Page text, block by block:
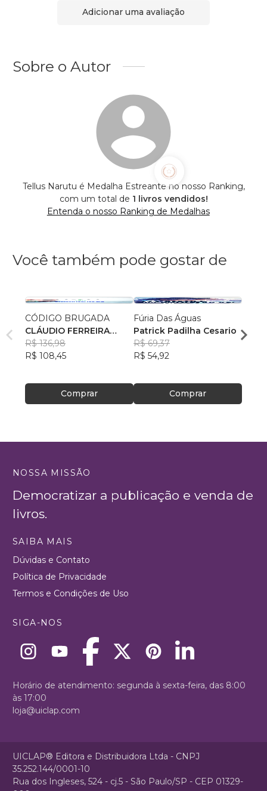
Adicionar uma avaliação
Sobre o Autor
Tellus Narutu é Medalha Estreante no nosso Ranking,
com um total de 1 livros vendidos!
Entenda o nosso Ranking de Medalhas
Você também pode gostar de
CÓDIGO BRUGADA
CLÁUDIO FERREIRA
CAMPOS VIEIRA
R$ 136,98
R$ 108,45
Comprar
Fúria Das Águas
Patrick Padilha Cesario
R$ 69,37
R$ 54,92
Comprar
NOSSA MISSÃO
Democratizar a publicação e venda de
livros.
SAIBA MAIS
Dúvidas e Contato
Política de Privacidade
Termos e Condições de Uso
SIGA-NOS
Horário de atendimento: segunda à sexta-feira, das 8:00
às 17:00
loja@uiclap.com
UICLAP® Editora e Distribuidora Ltda - CNPJ
35.252.144/0001-10
Rua dos Ingleses, 524 - cj.5 - São Paulo/SP - CEP 01329-